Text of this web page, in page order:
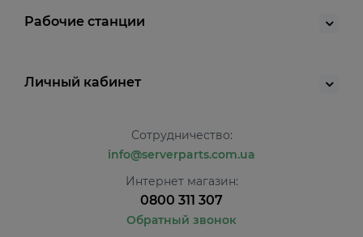
Рабочие станции
Личный кабинет
Сотрудничество:
info@serverparts.com.ua
Интернет магазин:
0800 311 307
Обратный звонок